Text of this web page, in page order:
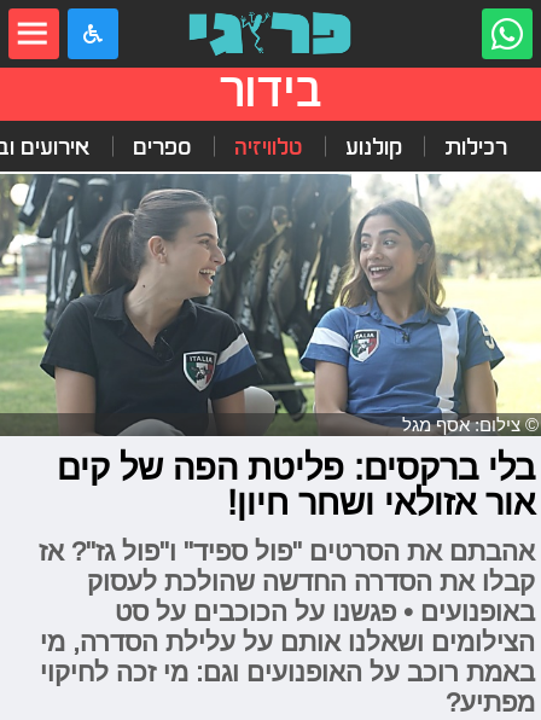
בידור
רכילות קולנוע טלוויזיה ספרים אירועים
© צילום: אסף מגל
בלי ברקסים: פליטת הפה של קים
אור אזולאי ושחר חיון!
אהבתם את הסרטים "פול ספיד" ו"פול גז"? אז
קבלו את הסדרה החדשה שהולכת לעסוק
באופנועים • פגשנו על הכוכבים על סט
הצילומים ושאלנו אותם על עלילת הסדרה, מי
באמת רוכב על האופנועים וגם: מי זכה לחיקוי
מפתיע?